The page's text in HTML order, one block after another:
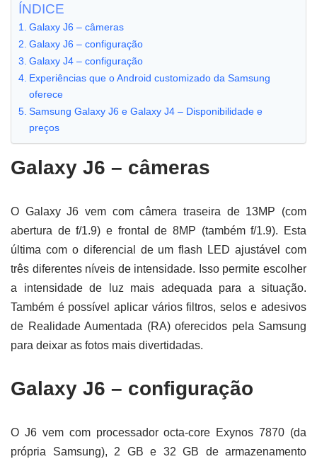
ÍNDICE
Galaxy J6 – câmeras
Galaxy J6 – configuração
Galaxy J4 – configuração
Experiências que o Android customizado da Samsung
oferece
Samsung Galaxy J6 e Galaxy J4 – Disponibilidade e
preços
Galaxy J6 – câmeras
O Galaxy J6 vem com câmera traseira de 13MP (com
abertura de f/1.9) e frontal de 8MP (também f/1.9). Esta
última com o diferencial de um flash LED ajustável com
três diferentes níveis de intensidade. Isso permite escolher
a intensidade de luz mais adequada para a situação.
Também é possível aplicar vários filtros, selos e adesivos
de Realidade Aumentada (RA) oferecidos pela Samsung
para deixar as fotos mais divertidadas.
Galaxy J6 – configuração
O J6 vem com processador octa-core Exynos 7870 (da
própria Samsung), 2 GB e 32 GB de armazenamento